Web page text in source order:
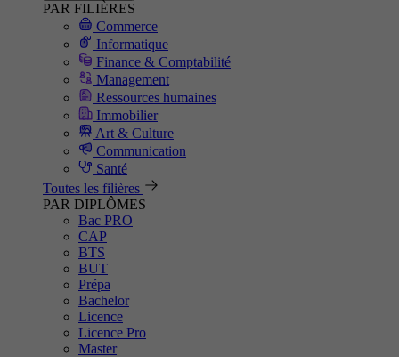
PAR FILIÈRES
Commerce
Informatique
Finance & Comptabilité
Management
Ressources humaines
Immobilier
Art & Culture
Communication
Santé
Toutes les filières
PAR DIPLÔMES
Bac PRO
CAP
BTS
BUT
Prépa
Bachelor
Licence
Licence Pro
Master